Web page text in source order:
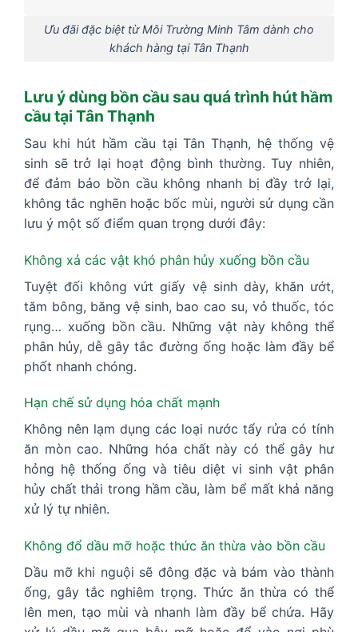
Ưu đãi đặc biệt từ Môi Trường Minh Tâm dành cho
khách hàng tại Tân Thạnh
Lưu ý dùng bồn cầu sau quá trình hút hầm
cầu tại Tân Thạnh
Sau khi hút hầm cầu tại Tân Thạnh, hệ thống vệ
sinh sẽ trở lại hoạt động bình thường. Tuy nhiên,
để đảm bảo bồn cầu không nhanh bị đầy trở lại,
không tắc nghẽn hoặc bốc mùi, người sử dụng cần
lưu ý một số điểm quan trọng dưới đây:
Không xả các vật khó phân hủy xuống bồn cầu
Tuyệt đối không vứt giấy vệ sinh dày, khăn ướt,
tăm bông, băng vệ sinh, bao cao su, vỏ thuốc, tóc
rụng… xuống bồn cầu. Những vật này không thể
phân hủy, dễ gây tắc đường ống hoặc làm đầy bể
phốt nhanh chóng.
Hạn chế sử dụng hóa chất mạnh
Không nên lạm dụng các loại nước tẩy rửa có tính
ăn mòn cao. Những hóa chất này có thể gây hư
hỏng hệ thống ống và tiêu diệt vi sinh vật phân
hủy chất thải trong hầm cầu, làm bể mất khả năng
xử lý tự nhiên.
Không đổ dầu mỡ hoặc thức ăn thừa vào bồn cầu
Dầu mỡ khi nguội sẽ đông đặc và bám vào thành
ống, gây tắc nghiêm trọng. Thức ăn thừa có thể
lên men, tạo mùi và nhanh làm đầy bể chứa. Hãy